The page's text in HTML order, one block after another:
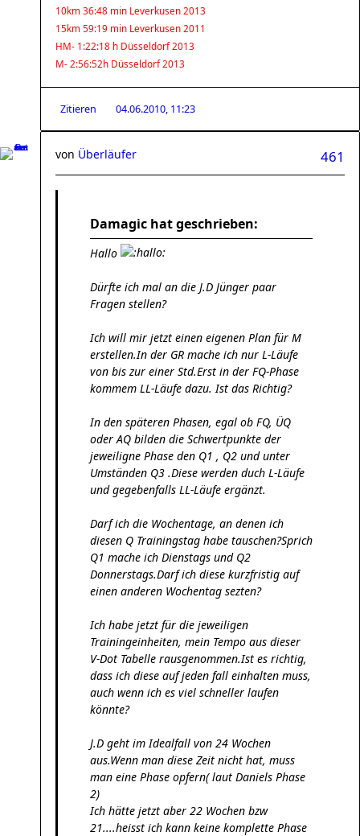
10km 36:48 min Leverkusen 2013
15km 59:19 min Leverkusen 2011
HM- 1:22:18 h Düsseldorf 2013
M- 2:56:52h Düsseldorf 2013
Zitieren 04.06.2010, 11:23
461
von Überläufer
Damagic hat geschrieben:
Hallo
Dürfte ich mal an die J.D Jünger paar
Fragen stellen?
Ich will mir jetzt einen eigenen Plan für M
erstellen.In der GR mache ich nur L-Läufe
von bis zur einer Std.Erst in der FQ-Phase
kommem LL-Läufe dazu. Ist das Richtig?
In den späteren Phasen, egal ob FQ, ÜQ
oder AQ bilden die Schwertpunkte der
jeweiligne Phase den Q1 , Q2 und unter
Umständen Q3 .Diese werden duch L-Läufe
und gegebenfalls LL-Läufe ergänzt.
Darf ich die Wochentage, an denen ich
diesen Q Trainingstag habe tauschen?Sprich
Q1 mache ich Dienstags und Q2
Donnerstags.Darf ich diese kurzfristig auf
einen anderen Wochentag sezten?
Ich habe jetzt für die jeweiligen
Trainingeinheiten, mein Tempo aus dieser
V-Dot Tabelle rausgenommen.Ist es richtig,
dass ich diese auf jeden fall einhalten muss,
auch wenn ich es viel schneller laufen
könnte?
J.D geht im Idealfall von 24 Wochen
aus.Wenn man diese Zeit nicht hat, muss
man eine Phase opfern( laut Daniels Phase
2)
Ich hätte jetzt aber 22 Wochen bzw
21....heisst ich kann keine komplette Phase